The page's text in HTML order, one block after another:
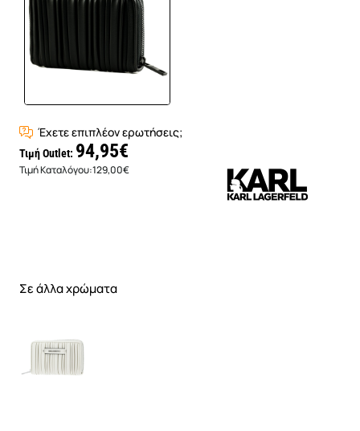
Έχετε επιπλέον ερωτήσεις;
Τιμή Outlet: 94,95€
Τιμή Καταλόγου:129,00€
Σε άλλα χρώματα